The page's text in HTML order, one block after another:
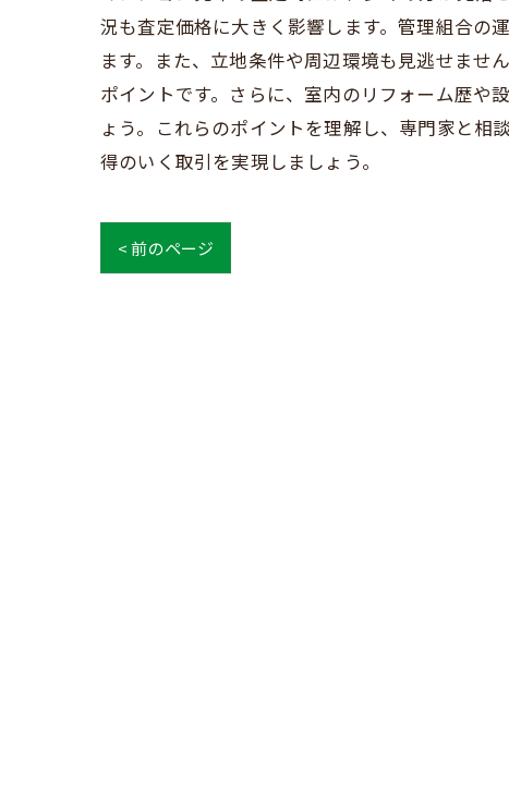
況も査定価格に大きく影響します。管理組合の
ます。また、立地条件や周辺環境も見逃せませ
ポイントです。さらに、室内のリフォーム歴や
ょう。これらのポイントを理解し、専門家と相
得のいく取引を実現しましょう。
< 前のページ